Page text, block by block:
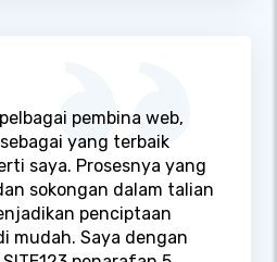
pembina web,
yang terbaik
saya. Prosesnya yang
sokongan dalam talian
penciptaan
mudah. Saya dengan